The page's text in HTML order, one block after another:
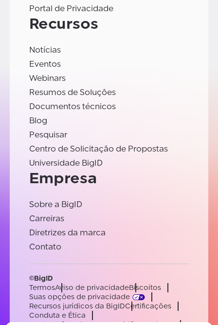
Portal de Privacidade
Recursos
Notícias
Eventos
Webinars
Resumos de Soluções
Documentos técnicos
Blog
Pesquisar
Centro de Solicitação de Propostas
Universidade BigID
Empresa
Sobre a BigID
Carreiras
Diretrizes da marca
Contato
©BigID
TermosAviso de privacidadeBiscoitos
Suas opções de privacidade
Recursos jurídicos da BigIDCertificações
Conduta e Ética